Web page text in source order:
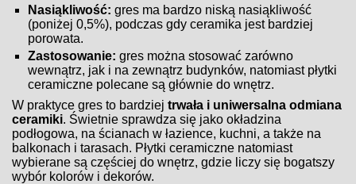
Nasiąkliwość: gres ma bardzo niską nasiąkliwość
(poniżej 0,5%), podczas gdy ceramika jest bardziej
porowata.
Zastosowanie: gres można stosować zarówno
wewnątrz, jak i na zewnątrz budynków, natomiast płytki
ceramiczne polecane są głównie do wnętrz.
W praktyce gres to bardziejtrwała i uniwersalna odmiana
ceramiki. Świetnie sprawdza się jako okładzina
podłogowa, na ścianach w łazience, kuchni, a także na
balkonach i tarasach. Płytki ceramiczne natomiast
wybierane są częściej do wnętrz, gdzie liczy się bogatszy
wybór kolorów i dekorów.